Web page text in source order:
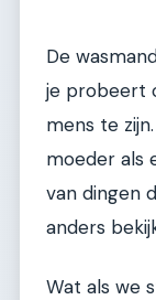
De
je probeert
mens te
moeder als
van dingen
anders
Wat als we